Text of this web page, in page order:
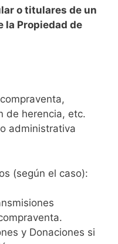
o titulares de un
la Propiedad de
de herencia, etc.
administrativa
(según el caso):
y Donaciones si